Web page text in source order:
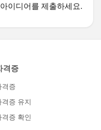
多数ありかつ項目の重
。
이디어를 제출하세요.